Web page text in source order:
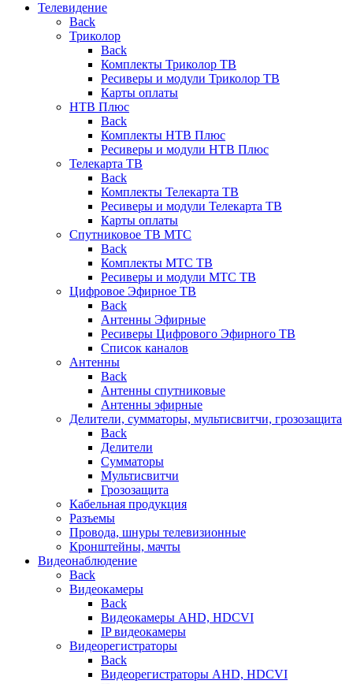
Телевидение
Back
Триколор
Back
Комплекты Триколор ТВ
Ресиверы и модули Триколор ТВ
Карты оплаты
НТВ Плюс
Back
Комплекты НТВ Плюс
Ресиверы и модули НТВ Плюс
Телекарта ТВ
Back
Комплекты Телекарта ТВ
Ресиверы и модули Телекарта ТВ
Карты оплаты
Спутниковое ТВ МТС
Back
Комплекты МТС ТВ
Ресиверы и модули МТС ТВ
Цифровое Эфирное ТВ
Back
Антенны Эфирные
Ресиверы Цифрового Эфирного ТВ
Список каналов
Антенны
Back
Антенны спутниковые
Антенны эфирные
Делители, сумматоры, мультисвитчи, грозозащита
Back
Делители
Сумматоры
Мультисвитчи
Грозозащита
Кабельная продукция
Разъемы
Провода, шнуры телевизионные
Кронштейны, мачты
Видеонаблюдение
Back
Видеокамеры
Back
Видеокамеры AHD, HDCVI
IP видеокамеры
Видеорегистраторы
Back
Видеорегистраторы AHD, HDCVI